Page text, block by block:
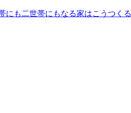
にも二世帯にもなる家はこうつくる